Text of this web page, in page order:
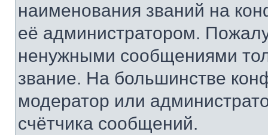
наименования званий на
её администратором.
ненужными сообщениями
звание. На большинстве
модератор или
счётчика сообщений.